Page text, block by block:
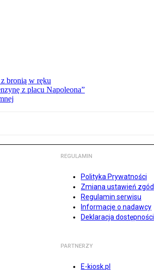
bronią w ręku
z placu Napoleona”
REGULAMIN
Polityka Prywatności
Zmiana ustawień zgód
Regulamin serwisu
Informacje o nadawcy
Deklaracja dostępności
PARTNERZY
E-kiosk.pl